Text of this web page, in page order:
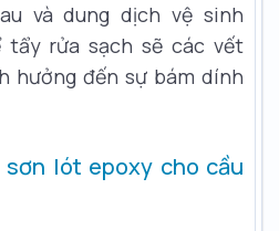
và dung dịch vệ sinh
tẩy rửa sạch sẽ các vết
hưởng đến sự bám dính
lót epoxy cho cầu